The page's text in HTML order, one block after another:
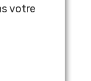
votre